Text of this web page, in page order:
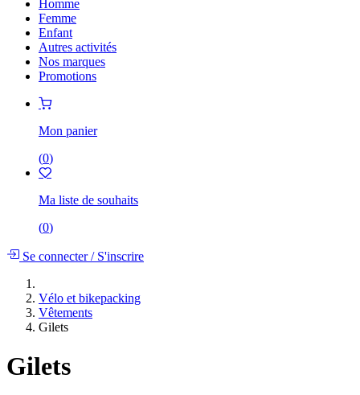
Homme
Femme
Enfant
Autres activités
Nos marques
Promotions
Mon panier
(0)
Ma liste de souhaits
(0)
Se connecter/S'inscrire
Vélo et bikepacking
Vêtements
Gilets
Gilets